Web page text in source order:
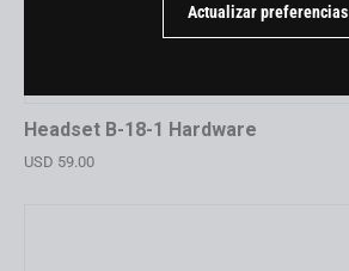
Headset B-18-1 Hardware
USD 59.00
Actualizar preferencias